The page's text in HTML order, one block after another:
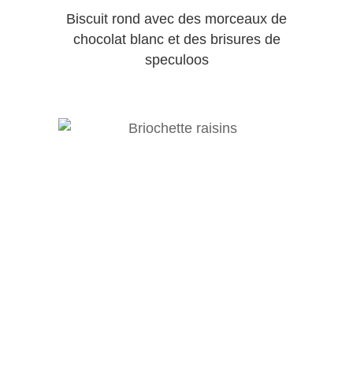
Biscuit rond avec des morceaux de
chocolat blanc et des brisures de
speculoos